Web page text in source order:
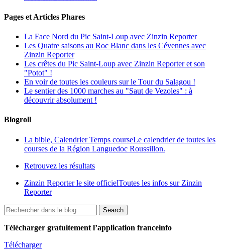
Pages et Articles Phares
La Face Nord du Pic Saint-Loup avec Zinzin Reporter
Les Quatre saisons au Roc Blanc dans les Cévennes avec
Zinzin Reporter
Les crêtes du Pic Saint-Loup avec Zinzin Reporter et son
"Potot" !
En voir de toutes les couleurs sur le Tour du Salagou !
Le sentier des 1000 marches au "Saut de Vezoles" : à
découvrir absolument !
Blogroll
La bible, Calendrier Temps courseLe calendrier de toutes les
courses de la Région Languedoc Roussillon.
Retrouvez les résultats
Zinzin Reporter le site officielToutes les infos sur Zinzin
Reporter
Télécharger gratuitement l’application franceinfo
Télécharger